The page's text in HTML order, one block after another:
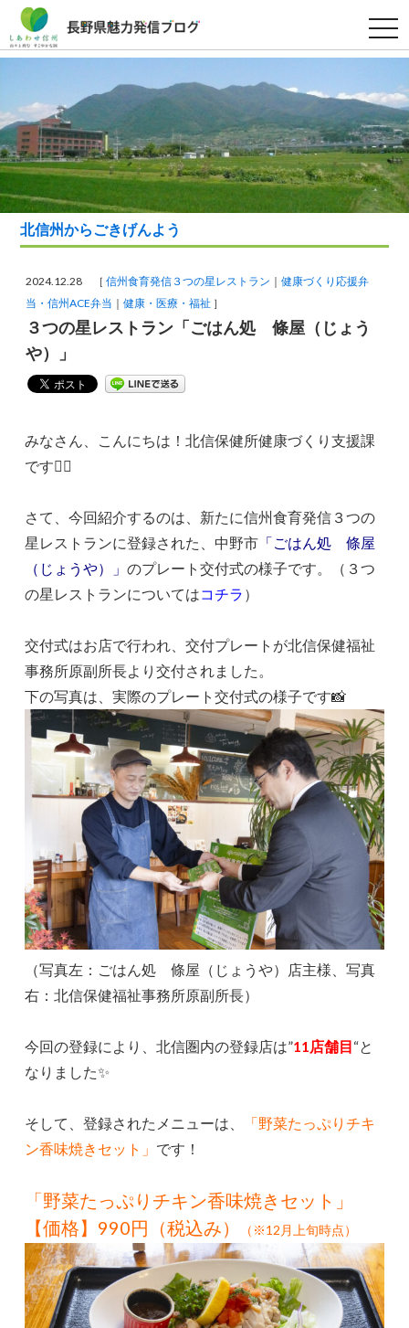
t
o
g
e
n
a
v
i
g
a
t
i
o
北信州からごきげんよう
2024.12.28 ［信州食育発信３つの星レストラン
健康づくり応援弁
当・信州ACE弁当
健康・医療・福祉 ］
３つの星レストラン「ごはん処 條屋（じょう
や）」
みなさん、こんにちは！北信保健所健康づくり支援課
です🏋️‍♀️
さて、今回紹介するのは、新たに信州食育発信３つの
星レストランに登録された、中野市 「ごはん処 條屋
（じょうや）」のプレート交付式の様子です。（３つ
の星レストランについてはコチラ ）
交付式はお店で行われ、交付プレートが北信保健福祉
事務所原副所長より交付されました。
下の写真は、実際のプレート交付式の様子です📸
（写真左：ごはん処 條屋（じょうや）店主様、写真
右：北信保健福祉事務所原副所長）
今回の登録により、北信圏内の登録店は”11店舗目“と
なりました✨
そして、登録されたメニューは、
「野菜たっぷりチキ
ン香味焼きセット」 です！
「野菜たっぷりチキン香味焼きセット」
【価格】990円（税込み） （※12月上旬時点）